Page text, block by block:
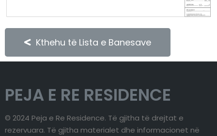
Kthehu të Lista e Banesave
PEJA E RE RESIDENCE
© 2024 Peja e Re Residence. Të gjitha të drejtat e
rezervuara. Të gjitha materialet dhe informacionet në